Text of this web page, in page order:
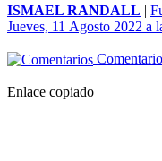
ISMAEL RANDALL |
Jueves, 11 Agosto 2022 a
Enlace copiado